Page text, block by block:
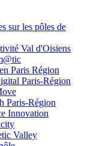
sur les pôles de
Val d'Oisiens
Paris Région
Paris-Région
Paris-Région
Innovation
Valley